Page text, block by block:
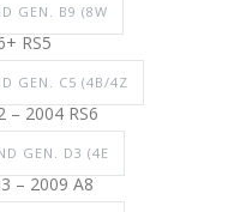
GEN. B9 (8W
RS5
GEN. C5 (4B/4Z
– 2004 RS6
GEN. D3 (4E
– 2009 A8